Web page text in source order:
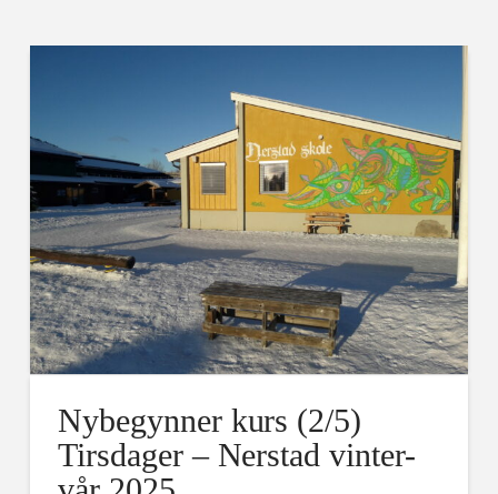
Nybegynner kurs (2/5)
Tirsdager – Nerstad vinter-